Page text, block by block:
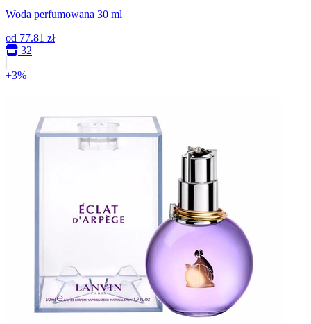
Woda perfumowana 30 ml
od 77.81 zł
32
+3%